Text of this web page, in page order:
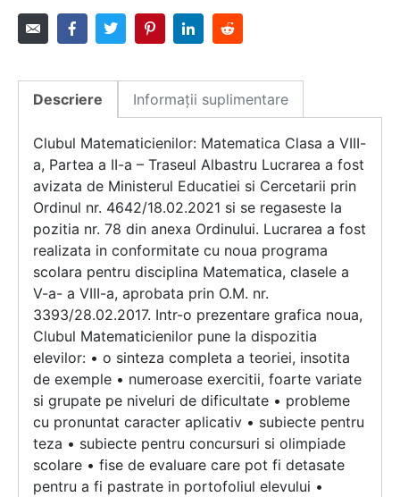
Descriere Informații suplimentare
Clubul Matematicienilor: Matematica Clasa a VIII-
a, Partea a II-a – Traseul Albastru Lucrarea a fost
avizata de Ministerul Educatiei si Cercetarii prin
Ordinul nr. 4642/18.02.2021 si se regaseste la
pozitia nr. 78 din anexa Ordinului. Lucrarea a fost
realizata in conformitate cu noua programa
scolara pentru disciplina Matematica, clasele a
V-a- a VIII-a, aprobata prin O.M. nr.
3393/28.02.2017. Intr-o prezentare grafica noua,
Clubul Matematicienilor pune la dispozitia
elevilor: • o sinteza completa a teoriei, insotita
de exemple • numeroase exercitii, foarte variate
si grupate pe niveluri de dificultate • probleme
cu pronuntat caracter aplicativ • subiecte pentru
teza • subiecte pentru concursuri si olimpiade
scolare • fise de evaluare care pot fi detasate
pentru a fi pastrate in portofoliul elevului •